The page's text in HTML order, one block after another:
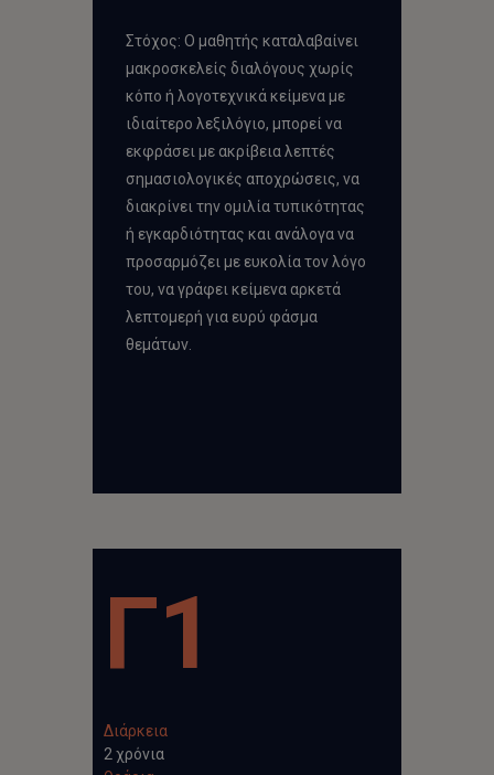
Στόχος: Ο μαθητής καταλαβαίνει
μακροσκελείς διαλόγους χωρίς
κόπο ή λογοτεχνικά κείμενα με
ιδιαίτερο λεξιλόγιο, μπορεί να
εκφράσει με ακρίβεια λεπτές
σημασιολογικές αποχρώσεις, να
διακρίνει την ομιλία τυπικότητας
ή εγκαρδιότητας και ανάλογα να
προσαρμόζει με ευκολία τον λόγο
του, να γράφει κείμενα αρκετά
λεπτομερή για ευρύ φάσμα
θεμάτων.
Γ1
Διάρκεια
2 χρόνια